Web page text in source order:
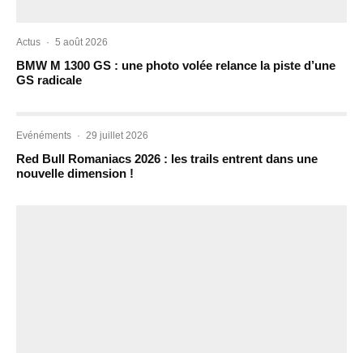
Actus · 5 août 2026
BMW M 1300 GS : une photo volée relance la piste d’une
GS radicale
Evénéments · 29 juillet 2026
Red Bull Romaniacs 2026 : les trails entrent dans une
nouvelle dimension !